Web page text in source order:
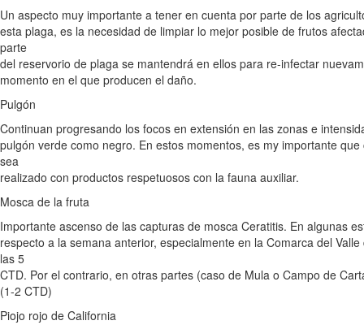
Un aspecto muy importante a tener en cuenta por parte de los
esta plaga, es la necesidad de limpiar lo mejor posible de frutos
parte
del reservorio de plaga se mantendrá en ellos para re-infectar
momento en el que producen el daño.
Pulgón
Continuan progresando los focos en extensión en las zonas e
pulgón verde como negro. En estos momentos, es my importante
sea
realizado con productos respetuosos con la fauna auxiliar.
Mosca de la fruta
Importante ascenso de las capturas de mosca Ceratitis. En algunas
respecto a la semana anterior, especialmente en la Comarca del
las 5
CTD. Por el contrario, en otras partes (caso de Mula o Campo de
(1-2 CTD)
Piojo rojo de California